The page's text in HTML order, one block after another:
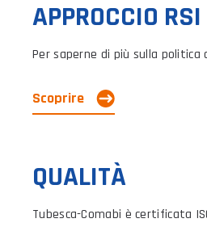
APPROCCIO RSI
Per saperne di più sulla politica
Scoprire
QUALITÀ
Tubesca-Comabi è certificata